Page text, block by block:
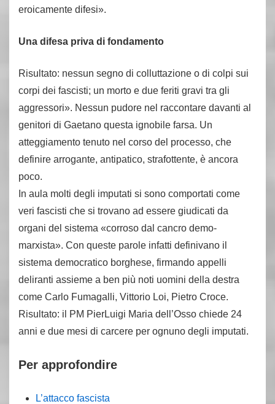
eroicamente difesi».
Una difesa priva di fondamento
Risultato: nessun segno di colluttazione o di colpi sui
corpi dei fascisti; un morto e due feriti gravi tra gli
aggressori». Nessun pudore nel raccontare davanti al
genitori di Gaetano questa ignobile farsa. Un
atteggiamento tenuto nel corso del processo, che
definire arrogante, antipatico, strafottente, è ancora
poco.
In aula molti degli imputati si sono comportati come
veri fascisti che si trovano ad essere giudicati da
organi del sistema «corroso dal cancro demo-
marxista». Con queste parole infatti definivano il
sistema democratico borghese, firmando appelli
deliranti assieme a ben più noti uomini della destra
come Carlo Fumagalli, Vittorio Loi, Pietro Croce.
Risultato: il PM PierLuigi Maria dell’Osso chiede 24
anni e due mesi di carcere per ognuno degli imputati.
Per approfondire
L’attacco fascista